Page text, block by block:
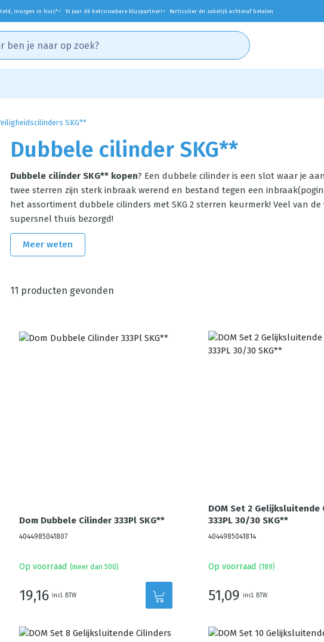
morgen in huis*✓ 10 jaar dé betrouwbare kluspartner! ✓ Particulier én zakelijk achteraf betalen
SKG**
Dubbele cilinder SKG**
Dubbele cilinder SKG** kopen? Een dubbele cilinder is een slot waar je
twee sterren zijn sterk inbraak werend en bestand tegen een
het assortiment dubbele cilinders met SKG 2 sterren keurmerk! Veel van
supersnel thuis bezorgd!
Meer weten
11 producten gevonden
Dom Dubbele Cilinder 333Pl SKG**
4044985041807
Op voorraad (meer dan 500)
19,16 incl. BTW
DOM Set 2 Gelijksluitende
333PL 30/30 SKG**
4044985041814
Op voorraad (189)
51,09 incl. BTW